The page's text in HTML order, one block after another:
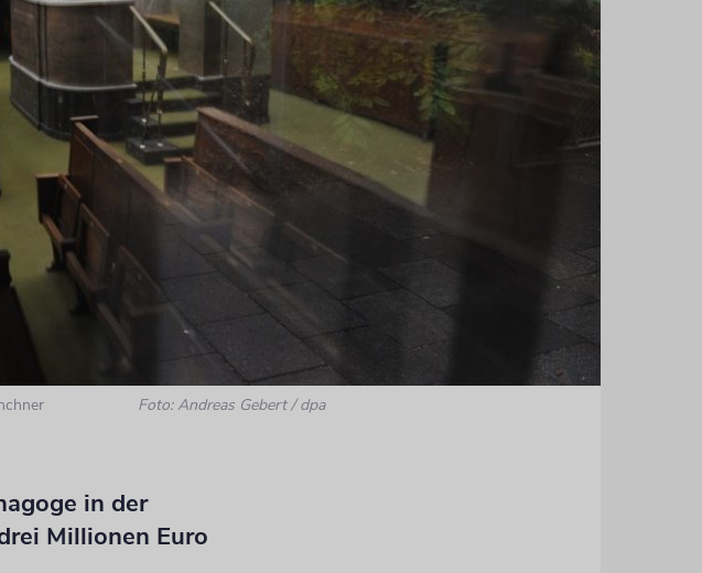
Foto: Andreas Gebert / dpa
in der
Millionen Euro